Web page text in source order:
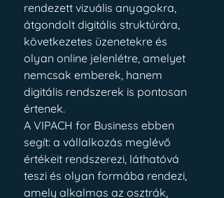
rendezett vizuális anyagokra,
átgondolt digitális struktúrára,
következetes üzenetekre és
olyan online jelenlétre, amelyet
nemcsak emberek, hanem
digitális rendszerek is pontosan
értenek.
A VIPACH for Business ebben
segít: a vállalkozás meglévő
értékeit rendszerezi, láthatóvá
teszi és olyan formába rendezi,
amely alkalmas az osztrák,